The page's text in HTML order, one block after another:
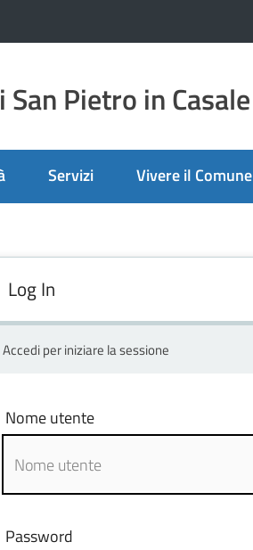
San Pietro in Casale
Servizi Vivere il Comune
Log In
Accedi per iniziare la sessione
Nome utente
Password